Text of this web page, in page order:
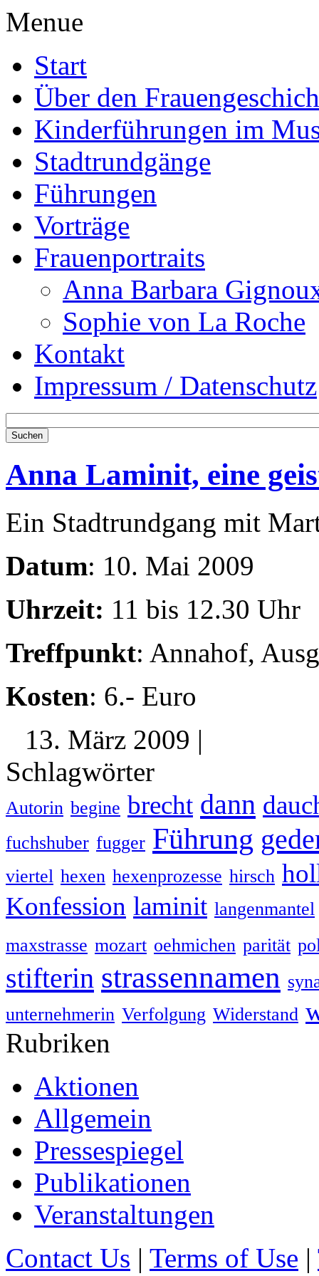
Menue
Start
Über den
Kinderführungen im
Stadtrundgänge
Führungen
Vorträge
Frauenportraits
Anna Barbara
Sophie von La Roche
Kontakt
Impressum / Datenschutz
Anna Laminit, eine
Ein Stadtrundgang mit
Datum: 10. Mai 2009
Uhrzeit: 11 bis 12.30 Uhr
Treffpunkt: Annahof,
Kosten: 6.- Euro
13. März 2009 |
Schlagwörter
Autorin begine brecht dann
fuchshuber fugger Führung
viertel hexen hexenprozesse hirsch
Konfession laminit langenmantel
maxstrasse mozart oehmichen parität
stifterin strassennamen
unternehmerin Verfolgung Widerstand
Rubriken
Aktionen
Allgemein
Pressespiegel
Publikationen
Veranstaltungen
Contact Us | Terms of Use |